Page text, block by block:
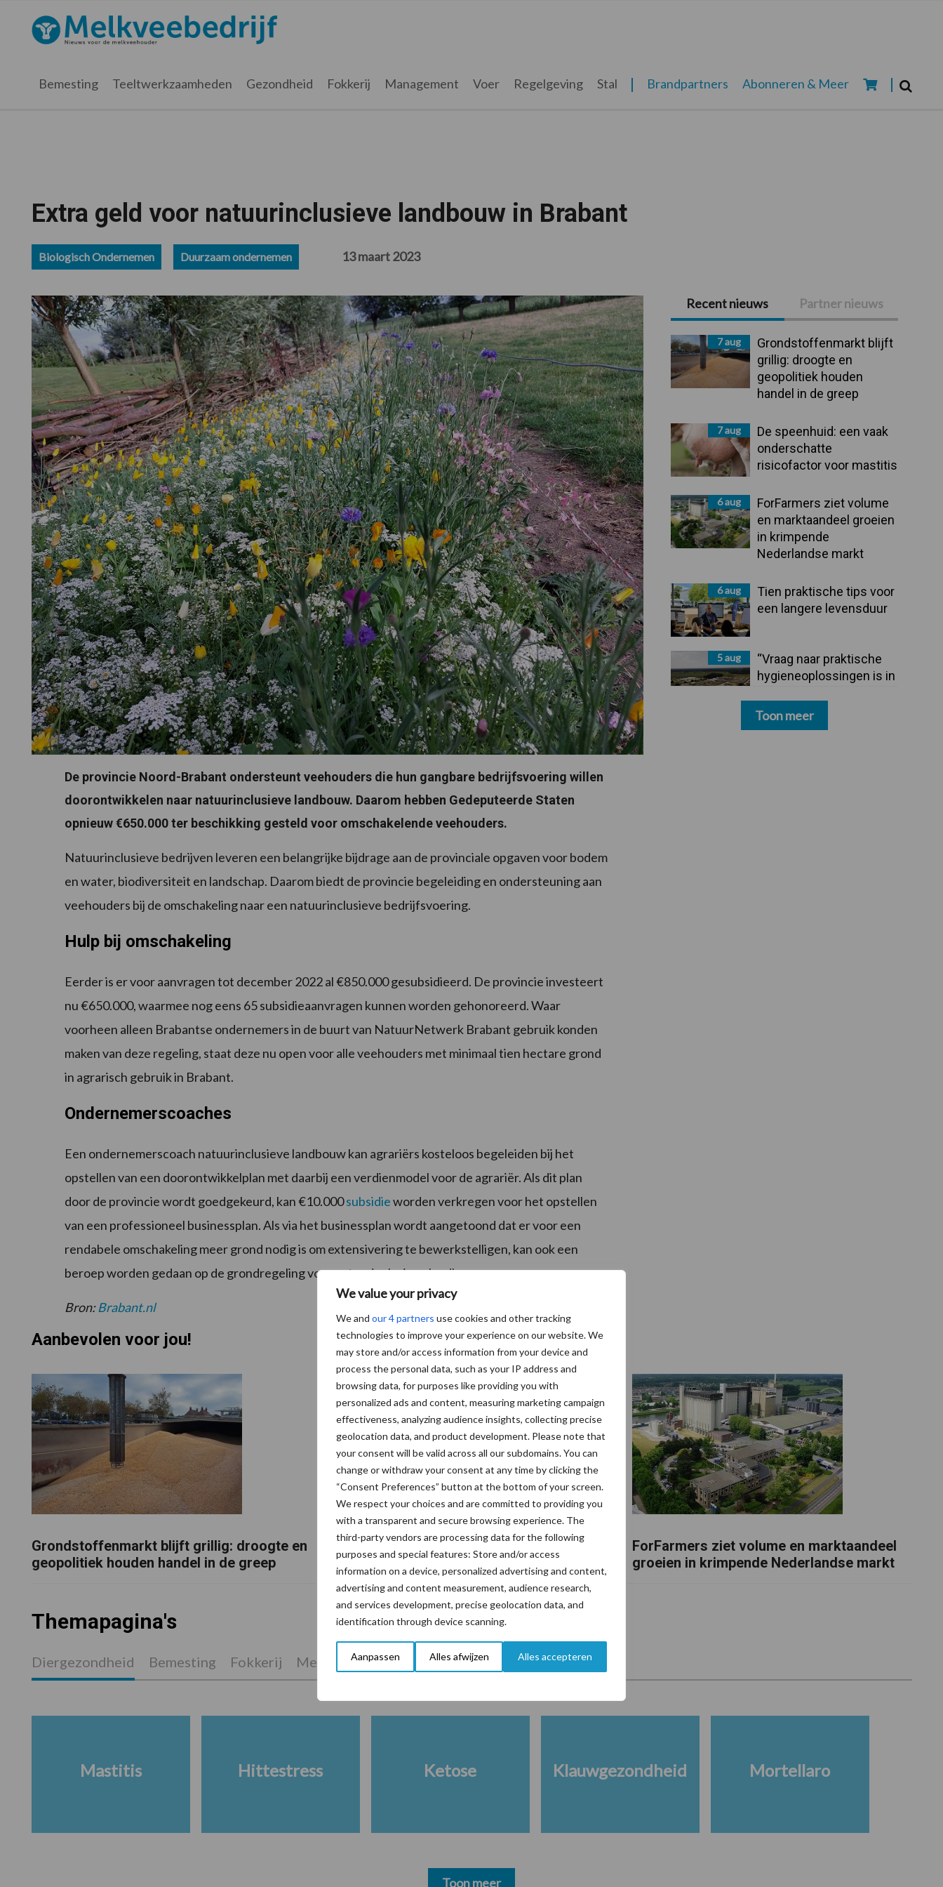
We value your privacy
We and our 4 partners use cookies and other tracking
technologies to improve your experience on our website. We
may store and/or access information from your device and
process the personal data, such as your IP address and
browsing data, for purposes like providing you with
personalized ads and content, measuring marketing campaign
effectiveness, analyzing audience insights, collecting precise
geolocation data, and product development. Please note that
your consent will be valid across all our subdomains. You can
change or withdraw your consent at any time by clicking the
“Consent Preferences” button at the bottom of your screen.
We respect your choices and are committed to providing you
with a transparent and secure browsing experience. The
third-party vendors are processing data for the following
purposes and special features: Store and/or access
information on a device, personalized advertising and content,
advertising and content measurement, audience research,
and services development, precise geolocation data, and
identification through device scanning.
Aanpassen Alles afwijzen Alles accepteren
hoofdnavigatie
hoofd
eerste
voettekst
Melkveebedrijf.nl
Bemesting Teeltwerkzaamheden Gezondheid Fokkerij Management Voer Regelgeving Stal Brandpartners Abonneren & Meer
Extra geld voor natuurinclusieve landbouw in Brabant
Biologisch Ondernemen Duurzaam ondernemen 13 maart 2023
De provincie Noord-Brabant ondersteunt veehouders die hun gangbare bedrijfsvoering willen
doorontwikkelen naar natuurinclusieve landbouw. Daarom hebben Gedeputeerde Staten
opnieuw €650.000 ter beschikking gesteld voor omschakelende veehouders.
Natuurinclusieve bedrijven leveren een belangrijke bijdrage aan de provinciale opgaven voor bodem
en water, biodiversiteit en landschap. Daarom biedt de provincie begeleiding en ondersteuning aan
veehouders bij de omschakeling naar een natuurinclusieve bedrijfsvoering.
Hulp bij omschakeling
Eerder is er voor aanvragen tot december 2022 al €850.000 gesubsidieerd. De provincie investeert
nu €650.000, waarmee nog eens 65 subsidieaanvragen kunnen worden gehonoreerd. Waar
voorheen alleen Brabantse ondernemers in de buurt van NatuurNetwerk Brabant gebruik konden
maken van deze regeling, staat deze nu open voor alle veehouders met minimaal tien hectare grond
in agrarisch gebruik in Brabant.
Ondernemerscoaches
Een ondernemerscoach natuurinclusieve landbouw kan agrariërs kosteloos begeleiden bij het
opstellen van een doorontwikkelplan met daarbij een verdienmodel voor de agrariër. Als dit plan
door de provincie wordt goedgekeurd, kan €10.000subsidieworden verkregen voor het opstellen
van een professioneel businessplan. Als via het businessplan wordt aangetoond dat er voor een
rendabele omschakeling meer grond nodig is om extensivering te bewerkstelligen, kan ook een
beroep worden gedaan op de grondregeling voor natuurinclusieve landbouw.
Bron:Brabant.nl
Primaire
Sidebar
Recent nieuws Partner nieuws
7 aug
Grondstoffenmarkt blijft
grillig: droogte en
geopolitiek houden
handel in de greep
7 aug
De speenhuid: een vaak
onderschatte
risicofactor voor mastitis
6 aug
ForFarmers ziet volume
en marktaandeel groeien
in krimpende
Nederlandse markt
6 aug
Tien praktische tips voor
een langere levensduur
5 aug
“Vraag naar praktische
hygieneoplossingen is in
Toon meer
Aanbevolen voor jou!
Grondstoffenmarkt blijft grillig: droogte en
geopolitiek houden handel in de greep
De speenhuid: een vaak onderschatte
risicofactor voor mastitis
ForFarmers ziet volume en marktaandeel
groeien in krimpende Nederlandse markt
Themapagina's
Diergezondheid Bemesting Fokkerij Melkveebedrijf Veevoer Wet en regelgeving
Mastitis Hittestress Ketose Klauwgezondheid Mortellaro
Toon meer